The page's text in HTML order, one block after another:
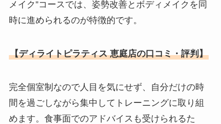
メイク”コースでは、姿勢改善とボディメイクを同
時に進められるのが特徴的です。
【ディライトピラティス 恵庭店の口コミ・評判】
完全個室制なので人目を気にせず、自分だけの時
間を過ごしながら集中してトレーニングに取り組
めます。食事面でのアドバイスも受けられるた